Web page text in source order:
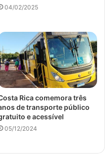
04/02/2025
Rica comemora três
de transporte público
e acessível
05/12/2024